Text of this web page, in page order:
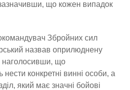
що кожен випадок
Збройних сил
назвав оприлюднену
наголосивши, що
нести конкретні винні особи, а
який має значні бойові